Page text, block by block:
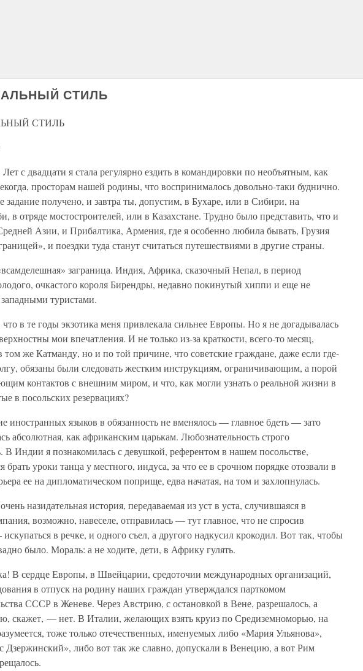
СТИЛЬ
СТИЛЬ
с двадцати я стала регулярно ездить в командировки по необъятным, как
просторам нашей родины, что воспринималось довольно-таки буднично.
задание получено, и завтра ты, допустим, в Бухаре, или в Сибири, на
в отряде мостостроителей, или в Казахстане. Трудно было представить, что и
Азии, и Прибалтика, Армения, где я особенно любила бывать, Грузия
и поездки туда станут считаться путешествиями в другие страны.
заграница. Индия, Африка, сказочный Непал, в период
очкастого короля Бирендры, недавно покинутый хиппи и еще не
туристами.
что в те годы экзотика меня привлекала сильнее Европы. Но я не догадывалась
мои впечатления. И не только из-за краткости, всего-то месяц,
том же Катманду, но и по той причине, что советские граждане, даже если где-
обязаны были следовать жестким инструкциям, ограничивающим, а порой
контактов с внешним миром, и что, как могли узнать о реальной жизни в
в посольских резервациях?
иностранных языков в обязанность не вменялось — главное бдеть — зато
абсолютная, как африканским царькам. Любознательность строго
В Индии я познакомилась с девушкой, референтом в нашем посольстве,
брать уроки танца у местного, индуса, за что ее в срочном порядке отозвали в
ее на дипломатическом поприще, едва начатая, на том и захлопнулась.
назидательная история, передаваемая из уст в уста, случившаяся в
возможно, навеселе, отправилась — тут главное, что не спросив
в речке, и одного съел, а другого надкусил крокодил. Вот так, чтобы
было. Мораль: а не ходите, дети, в Африку гулять.
В сердце Европы, в Швейцарии, средоточии международных организаций,
в отпуск на родину наших граждан утверждался парткомом
СССР в Женеве. Через Австрию, с остановкой в Вене, разрешалось, а
скажет, — нет. В Италии, желающих взять круиз по Средиземноморью, на
тоже только отечественных, именуемых либо «Мария Ульянова»,
Дзержинский», либо вот так же славно, допускали в Венецию, а вот Рим